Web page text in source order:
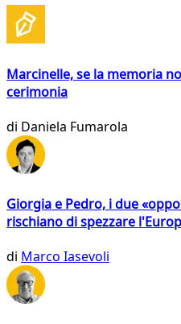
Marcinelle, se la memoria
cerimonia
di Daniela Fumarola
Giorgia e Pedro, i due
rischiano di spezzare
di Marco Iasevoli